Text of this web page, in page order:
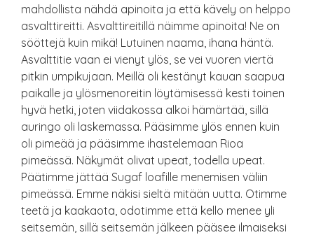
mahdollista nähdä apinoita ja että kävely on helppo
asvalttireitti. Asvalttireitillä näimme apinoita! Ne on
sööttejä kuin mikä! Lutuinen naama, ihana häntä.
Asvalttitie vaan ei vienyt ylös, se vei vuoren viertä
pitkin umpikujaan. Meillä oli kestänyt kauan saapua
paikalle ja ylösmenoreitin löytämisessä kesti toinen
hyvä hetki, joten viidakossa alkoi hämärtää, sillä
auringo oli laskemassa. Pääsimme ylös ennen kuin
oli pimeää ja pääsimme ihastelemaan Rioa
pimeässä. Näkymät olivat upeat, todella upeat.
Päätimme jättää Sugaf loafille menemisen väliin
pimeässä. Emme näkisi sieltä mitään uutta. Otimme
teetä ja kaakaota, odotimme että kello menee yli
seitsemän, sillä seitsemän jälkeen pääsee ilmaiseksi